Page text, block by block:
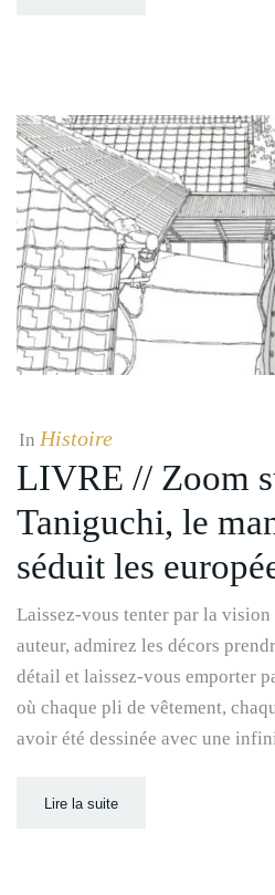
In Histoire
LIVRE // Zoom
Taniguchi, le
séduit les
Laissez-vous tenter par la
auteur, admirez les décors
détail et laissez-vous emporter
où chaque pli de vêtement,
avoir été dessinée avec une
Lire la suite